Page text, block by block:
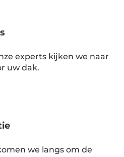
experts kijken we naar
uw dak.
we langs om de